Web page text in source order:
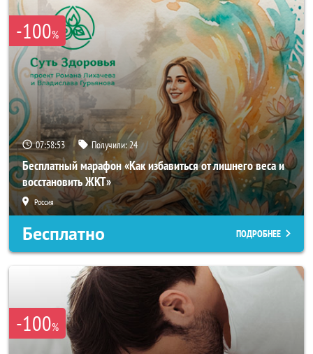
-100%
07:58:50 Получили:24
Бесплатный марафон «Как избавиться от лишнего веса и
восстановить ЖКТ»
Россия
Бесплатно ПОДРОБНЕЕ
-100%